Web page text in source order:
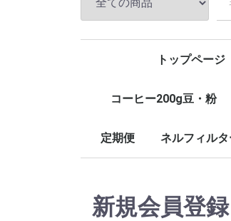
トップページ
コーヒー200g豆・粉
定期便 ネルフィルタ
新規会員登録